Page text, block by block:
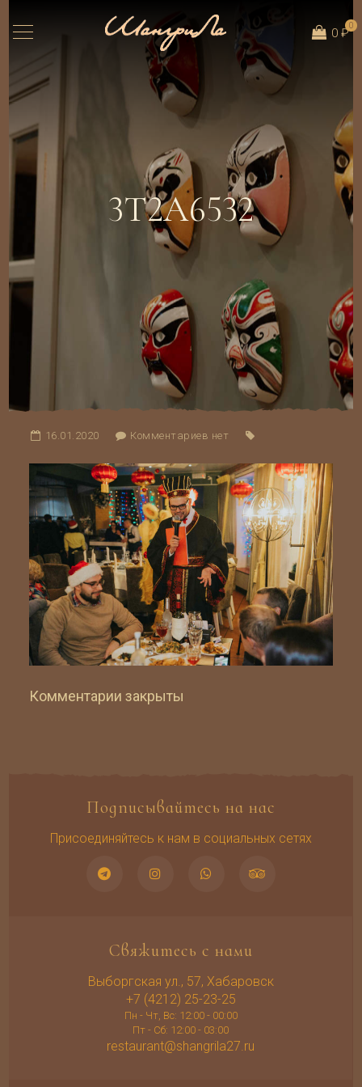
0
0 ₽
3T2A6532
16.01.2020 Комментариев нет
Комментарии закрыты
Подписывайтесь на нас
Присоединяйтесь к нам в социальных сетях
Свяжитесь с нами
Выборгская ул., 57, Хабаровск
+7 (4212) 25-23-25
Пн - Чт, Вс: 12:00 - 00:00
Пт - Сб: 12:00 - 03:00
restaurant@shangrila27.ru